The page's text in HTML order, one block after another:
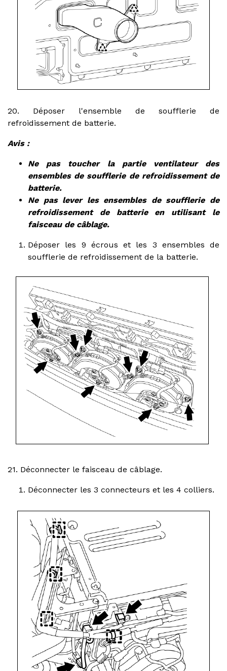
20. Déposer l'ensemble de soufflerie de
refroidissement de batterie.
Avis :
Ne pas toucher la partie ventilateur des
ensembles de soufflerie de refroidissement de
batterie.
Ne pas lever les ensembles de soufflerie de
refroidissement de batterie en utilisant le
faisceau de câblage.
Déposer les 9 écrous et les 3 ensembles de
soufflerie de refroidissement de la batterie.
21. Déconnecter le faisceau de câblage.
Déconnecter les 3 connecteurs et les 4 colliers.